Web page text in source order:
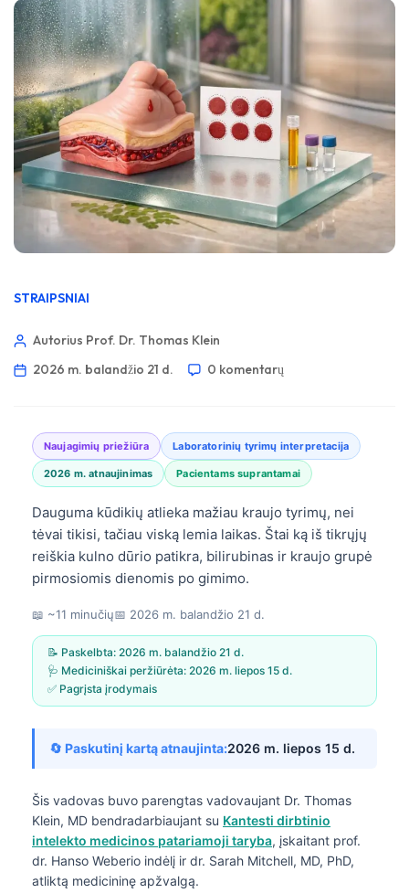
STRAIPSNIAI
Autorius Prof. Dr. Thomas Klein
2026 m. balandžio 21 d.
0 komentarų
Naujagimių priežiūra Laboratorinių tyrimų interpretacija
2026 m. atnaujinimas Pacientams suprantamai
Dauguma kūdikių atlieka mažiau kraujo tyrimų, nei
tėvai tikisi, tačiau viską lemia laikas. Štai ką iš tikrųjų
reiškia kulno dūrio patikra, bilirubinas ir kraujo grupė
pirmosiomis dienomis po gimimo.
📖 ~11 minučių📅 2026 m. balandžio 21 d.
📝 Paskelbta: 2026 m. balandžio 21 d.
🩺 Mediciniškai peržiūrėta: 2026 m. liepos 15 d.
✅ Pagrįsta įrodymais
🔄 Paskutinį kartą atnaujinta:2026 m. liepos 15 d.
Šis vadovas buvo parengtas vadovaujant Dr. Thomas
Klein, MD bendradarbiaujant su Kantesti dirbtinio
intelekto medicinos patariamoji taryba, įskaitant prof.
dr. Hanso Weberio indėlį ir dr. Sarah Mitchell, MD, PhD,
atliktą medicininę apžvalgą.